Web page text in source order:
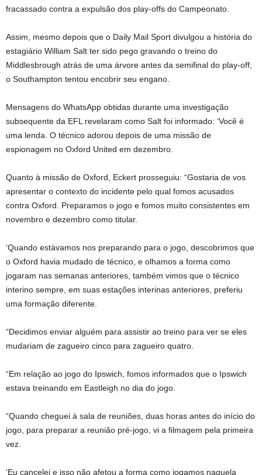
fracassado contra a expulsão dos play-offs do Campeonato.
Assim, mesmo depois que o Daily Mail Sport divulgou a história do
estagiário William Salt ter sido pego gravando o treino do
Middlesbrough atrás de uma árvore antes da semifinal do play-off,
o Southampton tentou encobrir seu engano.
Mensagens do WhatsApp obtidas durante uma investigação
subsequente da EFL revelaram como Salt foi informado: ‘Você é
uma lenda. O técnico adorou depois de uma missão de
espionagem no Oxford United em dezembro.
Quanto à missão de Oxford, Eckert prosseguiu: “Gostaria de vos
apresentar o contexto do incidente pelo qual fomos acusados ​​
contra Oxford. Preparamos o jogo e fomos muito consistentes em
novembro e dezembro como titular.
‘Quando estávamos nos preparando para o jogo, descobrimos que
o Oxford havia mudado de técnico, e olhamos a forma como
jogaram nas semanas anteriores, também vimos que o técnico
interino sempre, em suas estações interinas anteriores, preferiu
uma formação diferente.
“Decidimos enviar alguém para assistir ao treino para ver se eles
mudariam de zagueiro cinco para zagueiro quatro.
“Em relação ao jogo do Ipswich, fomos informados que o Ipswich
estava treinando em Eastleigh no dia do jogo.
“Quando cheguei à sala de reuniões, duas horas antes do início do
jogo, para preparar a reunião pré-jogo, vi a filmagem pela primeira
vez.
‘Eu cancelei e isso não afetou a forma como jogamos naquela